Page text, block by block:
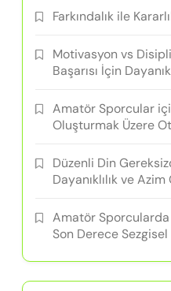
Farkındalık ile
Motivasyon vs
Başarısı İçin
Amatör Sporcular
Oluşturmak Üzere
Düzenli Din
Dayanıklılık ve
Amatör
Son Derece Sezgisel